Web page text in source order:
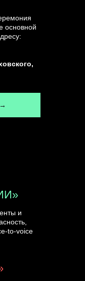
основной
и
to-voice